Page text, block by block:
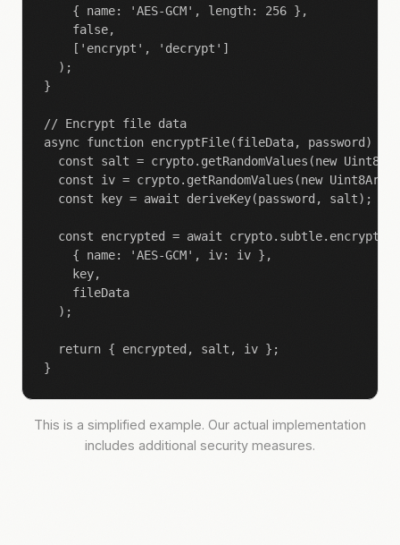
    { name: 'AES-GCM', length: 256 },
    false,
    ['encrypt', 'decrypt']
  );
}
// Encrypt file data
async function encryptFile(fileData, password) {
const salt = crypto.getRandomValues(new
const iv = crypto.getRandomValues(new
  const key = await deriveKey(password, salt);
  const encrypted = await crypto.subtle.encrypt(
    { name: 'AES-GCM', iv: iv },
    key,
    fileData
  );
  return { encrypted, salt, iv };
}
This is a simplified example. Our actual implementation
includes additional security measures.